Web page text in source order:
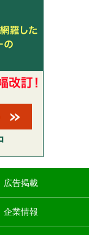
広告掲載
企業情報